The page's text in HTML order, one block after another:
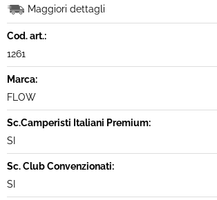
Maggiori dettagli
Cod. art.:
1261
Marca:
FLOW
Sc.Camperisti Italiani Premium:
SI
Sc. Club Convenzionati:
SI